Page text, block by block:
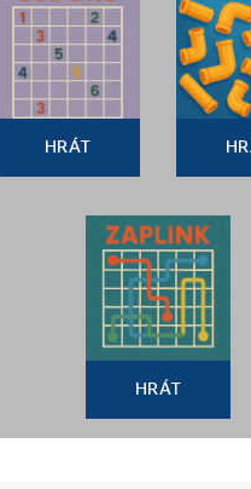
HRÁT
HRÁT